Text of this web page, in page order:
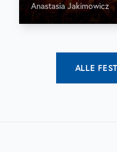
Anastasia Jakimowicz
ALLE